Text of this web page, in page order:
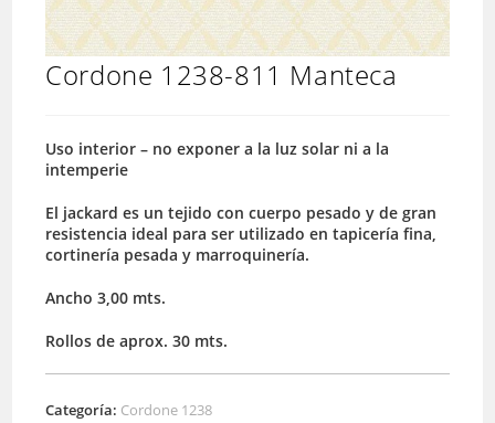
Cordone 1238-811 Manteca
Uso interior – no exponer a la luz solar ni a la
intemperie
El jackard es un tejido con cuerpo pesado y de gran
resistencia ideal para ser utilizado en tapicería fina,
cortinería pesada y marroquinería.
Ancho 3,00 mts.
Rollos de aprox. 30 mts.
Categoría: Cordone 1238